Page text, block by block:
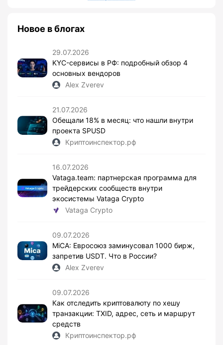
Новое в блогах
29.07.2026
KYC-сервисы в РФ: подробный обзор 4
основных вендоров
Alex Zverev
21.07.2026
Обещали 18% в месяц: что нашли внутри
проекта SPUSD
Криптоинспектор.рф
16.07.2026
Vataga.team: партнерская программа для
трейдерских сообществ внутри
экосистемы Vataga Crypto
Vataga Crypto
09.07.2026
MiCA: Евросоюз заминусовал 1000 бирж,
запретив USDT. Что в России?
Alex Zverev
09.07.2026
Как отследить криптовалюту по хешу
транзакции: TXID, адрес, сеть и маршрут
средств
Криптоинспектор.рф